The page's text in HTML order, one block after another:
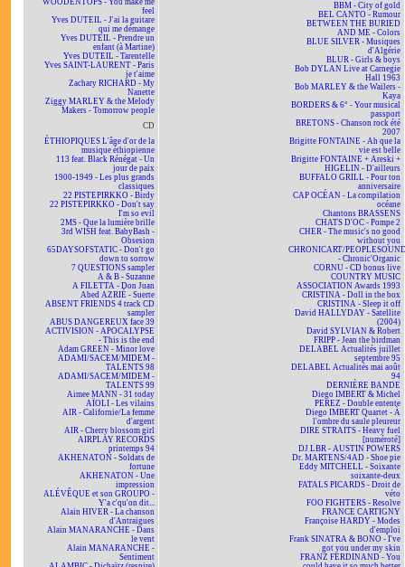
WOODENTOPS - You make me
feel
Yves DUTEIL - J'ai la guitare
qui me démange
Yves DUTEIL - Prendre un
enfant (à Martine)
Yves DUTEIL - Tarentelle
Yves SAINT-LAURENT - Paris
je t'aime
Zachary RICHARD - My
Nanette
Ziggy MARLEY & the Melody
Makers - Tomorrow people
CD
ÉTHIOPIQUES L'âge d'or de la
musique éthiopienne
113 feat. Black Rénégat - Un
jour de paix
1900-1949 - Les plus grands
classiques
22 PISTEPIRKKO - Birdy
22 PISTEPIRKKO - Don't say
I'm so evil
2MS - Que la lumière brille
3rd WISH feat. BabyBash -
Obsesion
65DAYSOFSTATIC - Don't go
down to sorrow
7 QUESTIONS sampler
A & B - Suzanne
A FILETTA - Don Juan
Abed AZRIÉ - Suerte
ABSENT FRIENDS 4 track CD
sampler
ABUS DANGEREUX face 39
ACTIVISION - APOCALYPSE
- This is the end
Adam GREEN - Minor love
ADAMI/SACEM/MIDEM -
TALENTS 98
ADAMI/SACEM/MIDEM -
TALENTS 99
Aimee MANN - 31 today
AÏOLI - Les vilains
AIR - Californie/La femme
d'argent
AIR - Cherry blossom girl
AIRPLAY RECORDS
printemps 94
AKHENATON - Soldats de
fortune
AKHENATON - Une
impression
ALÉVÊQUE et son GROUPO -
Y'a c'qu'on dit...
Alain HIVER - La chanson
d'Antraigues
Alain MANARANCHE - Dans
le vent
Alain MANARANCHE -
Sentiment
BBM - City of gold
BEL CANTO - Rumour
BETWEEN THE BURIED
AND ME - Colors
BLUE SILVER - Musiques
d'Algérie
BLUR - Girls & boys
Bob DYLAN Live at Carnegie
Hall 1963
Bob MARLEY & the Wailers -
Kaya
BORDERS & 6° - Your musical
passport
BRETONS - Chanson rock été
2007
Brigitte FONTAINE - Ah que la
vie est belle
Brigitte FONTAINE + Areski +
HIGELIN - D'ailleurs
BUFFALO GRILL - Pour ton
anniversaire
CAP OCÉAN - La compilation
océane
Chantons BRASSENS
CHATS D'OC - Pompe 2
CHER - The music's no good
without you
CHRONICART/
- Chronic'Organic
CORNU - CD bonus live
COUNTRY MUSIC
ASSOCIATION Awards 1993
CRISTINA - Doll in the box
CRISTINA - Sleep it off
David HALLYDAY - Satellite
(2004)
David SYLVIAN & Robert
FRIPP - Jean the birdman
DELABEL Actualités juillet
septembre 95
DELABEL Actualités mai août
94
DERNIÈRE BANDE
Diego IMBERT & Michel
PEREZ - Double entente
Diego IMBERT Quartet - À
l'ombre du saule pleureur
DIRE STRAITS - Heavy fuel
[numéroté]
DJ LBR - AUSTIN POWERS
Dr. MARTENS/4AD - Shoe pie
Eddy MITCHELL - Soixante
soixante-deux
FATALS PICARDS - Droit de
véto
FOO FIGHTERS - Resolve
FRANCE CARTIGNY
Françoise HARDY - Modes
d'emploi
Frank SINATRA & BONO - I've
got you under my skin
FRANZ FERDINAND - You